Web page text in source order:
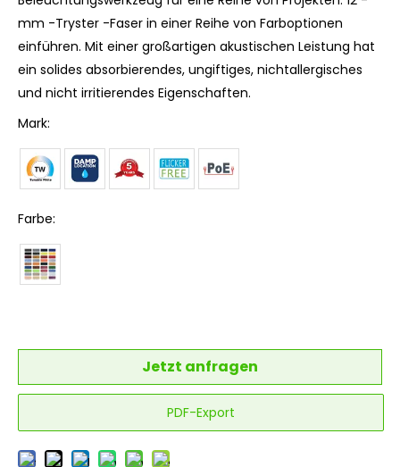
mm -Tryster -Faser in einer Reihe von Farboptionen
einführen. Mit einer großartigen akustischen Leistung hat
ein solides absorbierendes, ungiftiges, nichtallergisches
und nicht irritierendes Eigenschaften.
Mark:
Farbe:
Jetzt anfragen
PDF-Export